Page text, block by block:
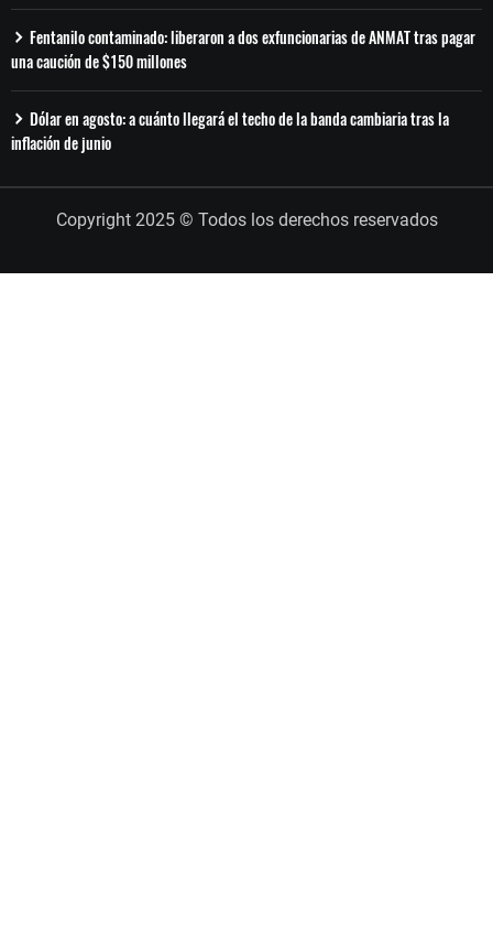
Fentanilo contaminado: liberaron a dos exfuncionarias de ANMAT tras pagar
una caución de $150 millones
Dólar en agosto: a cuánto llegará el techo de la banda cambiaria tras la
inflación de junio
Copyright 2025 © Todos los derechos reservados